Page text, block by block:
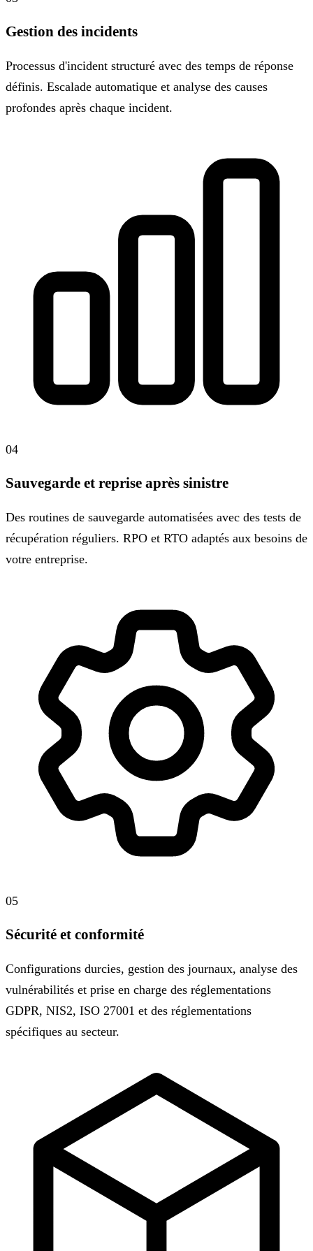
Gestion des incidents
Processus d'incident structuré avec des temps de réponse
définis. Escalade automatique et analyse des causes
profondes après chaque incident.
04
Sauvegarde et reprise après sinistre
Des routines de sauvegarde automatisées avec des tests de
récupération réguliers. RPO et RTO adaptés aux besoins de
votre entreprise.
05
Sécurité et conformité
Configurations durcies, gestion des journaux, analyse des
vulnérabilités et prise en charge des réglementations
GDPR, NIS2, ISO 27001 et des réglementations
spécifiques au secteur.